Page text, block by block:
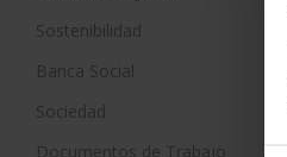
Sostenibilidad
Banca Social
Sociedad
Documentos de Trabajo